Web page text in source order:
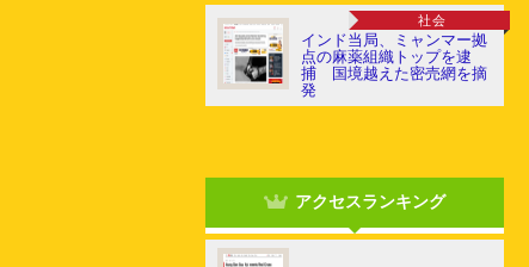
社会
インド当局、ミャンマー拠
点の麻薬組織トップを逮
捕 国境越えた密売網を摘
発
アクセスランキング